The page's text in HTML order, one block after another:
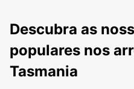
Descubra as
populares nos
Tasmania